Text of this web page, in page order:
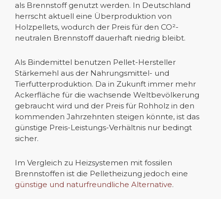
als Brennstoff genutzt werden. In Deutschland
herrscht aktuell eine Überproduktion von
Holzpellets, wodurch der Preis für den CO²-
neutralen Brennstoff dauerhaft niedrig bleibt.
Als Bindemittel benutzen Pellet-Hersteller
Stärkemehl aus der Nahrungsmittel- und
Tierfutterproduktion. Da in Zukunft immer mehr
Ackerfläche für die wachsende Weltbevölkerung
gebraucht wird und der Preis für Rohholz in den
kommenden Jahrzehnten steigen könnte, ist das
günstige Preis-Leistungs-Verhältnis nur bedingt
sicher.
Im Vergleich zu Heizsystemen mit fossilen
Brennstoffen ist die Pelletheizung jedoch eine
günstige und naturfreundliche Alternative.